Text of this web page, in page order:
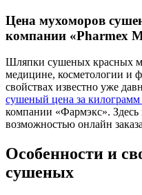
Цена мухоморов
компании «Pharmex
Шляпки сушеных красных
медицине, косметологии и
свойствах известно уже
сушеный цена за
компании «Фармэкс». Здесь
возможностью онлайн
Особенности и
сушеных